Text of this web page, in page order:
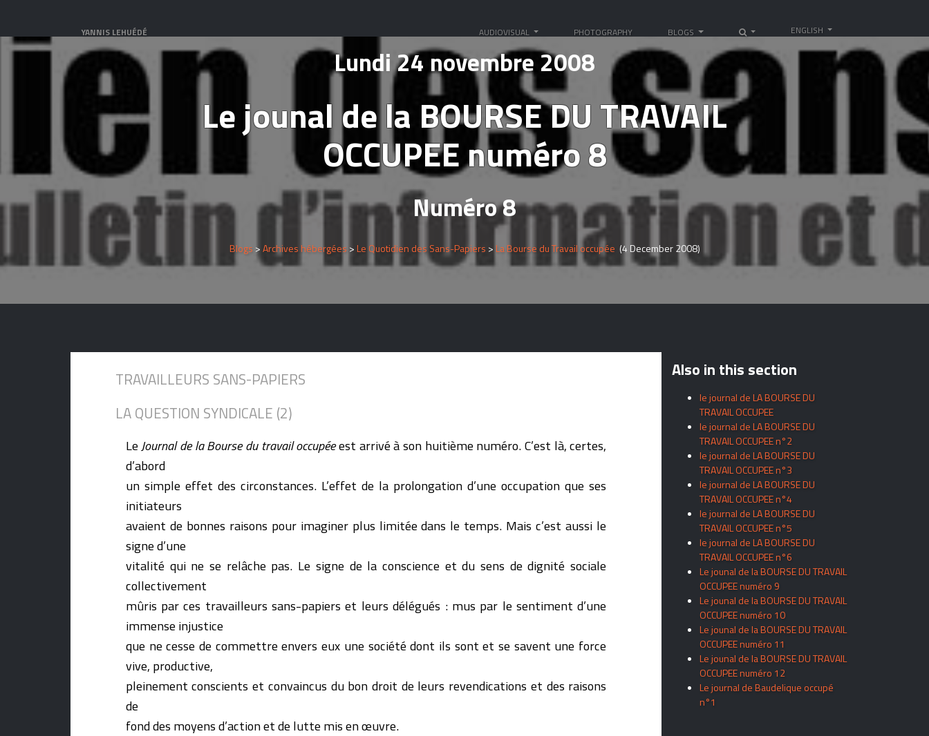
YANNIS LEHUÉDÉ AUDIOVISUAL PHOTOGRAPHY BLOGS ENGLISH
Lundi 24 novembre 2008
Le jounal de la BOURSE DU TRAVAIL
OCCUPEE numéro 8
Numéro 8
Blogs >Archives hébergées >Le Quotidien des Sans-Papiers > La Bourse du Travail occupée (4 December 2008)
TRAVAILLEURS SANS-PAPIERS
LA QUESTION SYNDICALE (2)
LeJournal de la Bourse du travail occupéeest arrivé à son huitième numéro. C’est là, certes,
d’abord
un simple effet des circonstances. L’effet de la prolongation d’une occupation que ses
initiateurs
avaient de bonnes raisons pour imaginer plus limitée dans le temps. Mais c’est aussi le
signe d’une
vitalité qui ne se relâche pas. Le signe de la conscience et du sens de dignité sociale
collectivement
mûris par ces travailleurs sans-papiers et leurs délégués : mus par le sentiment d’une
immense injustice
que ne cesse de commettre envers eux une société dont ils sont et se savent une force
vive, productive,
pleinement conscients et convaincus du bon droit de leurs revendications et des raisons
de
fond des moyens d’action et de lutte mis en œuvre.
Also in this section
le journal de LA BOURSE DU
TRAVAIL OCCUPEE
le journal de LA BOURSE DU
TRAVAIL OCCUPEE n°2
le journal de LA BOURSE DU
TRAVAIL OCCUPEE n°3
le journal de LA BOURSE DU
TRAVAIL OCCUPEE n°4
le journal de LA BOURSE DU
TRAVAIL OCCUPEE n°5
le journal de LA BOURSE DU
TRAVAIL OCCUPEE n°6
Le jounal de la BOURSE DU TRAVAIL
OCCUPEE numéro 9
Le jounal de la BOURSE DU TRAVAIL
OCCUPEE numéro 10
Le jounal de la BOURSE DU TRAVAIL
OCCUPEE numéro 11
Le jounal de la BOURSE DU TRAVAIL
OCCUPEE numéro 12
Le journal de Baudelique occupé
n°1